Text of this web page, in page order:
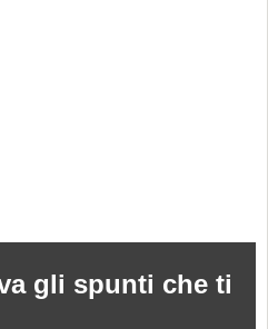
gli spunti che ti